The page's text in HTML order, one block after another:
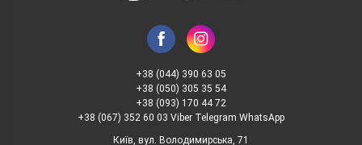
+38 (044) 390 63 05
+38 (050) 305 35 54
+38 (093) 170 44 72
+38 (067) 352 60 03 Viber Telegram WhatsApp
Київ, вул. Володимирська, 71